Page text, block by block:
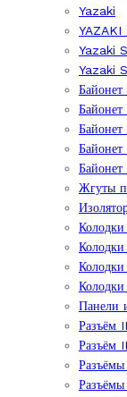
Yazaki
YAZAKI
Yazaki
Yazaki
Жгуты
Колодки
Колодки
Панели
Разъём
Разъём